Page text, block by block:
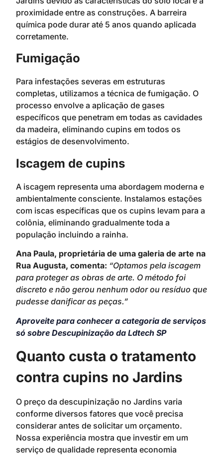
proximidade entre as construções. A barreira
química pode durar até 5 anos quando aplicada
corretamente.
Fumigação
Para infestações severas em estruturas
completas, utilizamos a técnica de fumigação. O
processo envolve a aplicação de gases
específicos que penetram em todas as cavidades
da madeira, eliminando cupins em todos os
estágios de desenvolvimento.
Iscagem de cupins
A iscagem representa uma abordagem moderna e
ambientalmente consciente. Instalamos estações
com iscas específicas que os cupins levam para a
colônia, eliminando gradualmente toda a
população incluindo a rainha.
Ana Paula, proprietária de uma galeria de arte na
Rua Augusta, comenta: “Optamos pela iscagem
para proteger as obras de arte. O método foi
discreto e não gerou nenhum odor ou resíduo que
pudesse danificar as peças.”
Aproveite para conhecer a categoria de serviços
só sobre Descupinização da Ldtech SP
Quanto custa o tratamento
contra cupins no Jardins
O preço da descupinização no Jardins varia
conforme diversos fatores que você precisa
considerar antes de solicitar um orçamento.
Nossa experiência mostra que investir em um
serviço de qualidade representa economia